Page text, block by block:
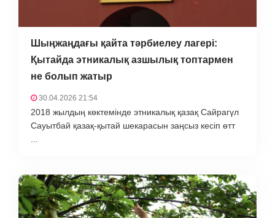
Шыңжаңдағы қайта тәрбиелеу лагері:
Қытайда этникалық азшылық топтармен
не болып жатыр
30.04.2026 21:54
2018 жылдың көктемінде этникалық қазақ Сайрагүл
Сауытбай қазақ-қытай шекарасын заңсыз кесіп өтт